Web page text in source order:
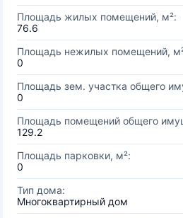
Площадь жилых помещений, м²:
76.6
Площадь нежилых помещений,
0
Площадь зем. участка общего
0
Площадь помещений общего
129.2
Площадь парковки, м²:
0
Тип дома:
Многоквартирный дом